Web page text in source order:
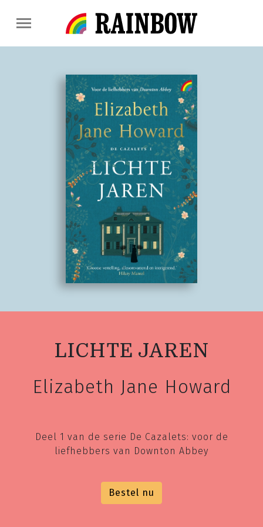
LICHTE JAREN
Elizabeth Jane Howard
Deel 1 van de serie De Cazalets: voor de
liefhebbers van Downton Abbey
Bestel nu